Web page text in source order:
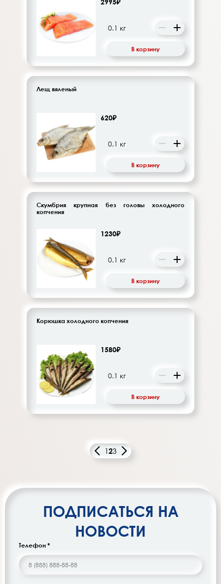
2995₽
В корзину
Лещ вяленый
620₽
В корзину
Скумбрия крупная без головы холодного
копчения
1230₽
В корзину
Корюшка холодного копчения
1580₽
В корзину
123
ПОДПИСАТЬСЯ НА
НОВОСТИ
Телефон *